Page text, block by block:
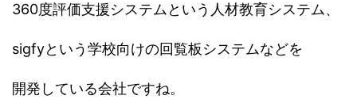
360度評価支援システムという人材教育システム、
sigfyという学校向けの回覧板システムなどを
開発している会社ですね。